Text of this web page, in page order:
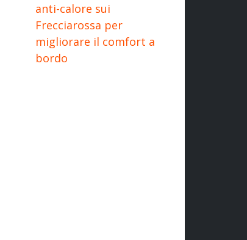
anti-calore sui
Frecciarossa per
migliorare il comfort a
bordo